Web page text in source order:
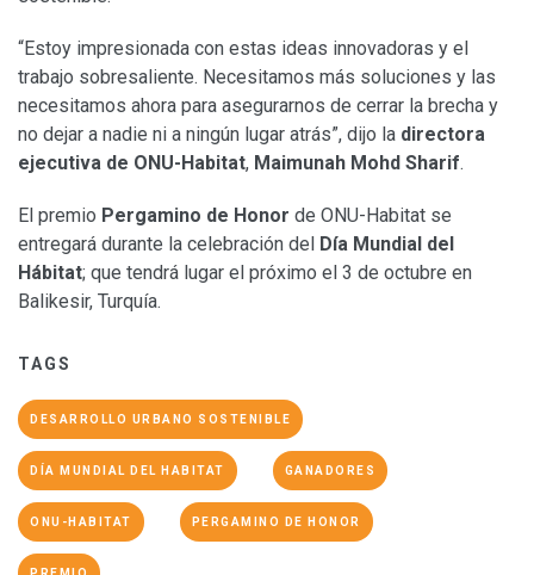
“Estoy impresionada con estas ideas innovadoras y el
trabajo sobresaliente. Necesitamos más soluciones y las
necesitamos ahora para asegurarnos de cerrar la brecha y
no dejar a nadie ni a ningún lugar atrás”, dijo la directora
ejecutiva de ONU-Habitat, Maimunah Mohd Sharif.
El premio Pergamino de Honor de ONU-Habitat se
entregará durante la celebración del Día Mundial del
Hábitat; que tendrá lugar el próximo el 3 de octubre en
Balikesir, Turquía.
TAGS
DESARROLLO URBANO SOSTENIBLE
DÍA MUNDIAL DEL HABITAT GANADORES
ONU-HABITAT PERGAMINO DE HONOR